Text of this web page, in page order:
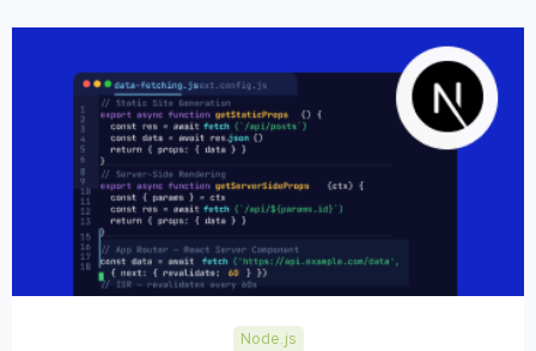
Node.js